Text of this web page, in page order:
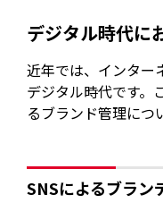
デジタル時代に
近年では、インター
デジタル時代です。
るブランド管理につ
SNSによるブラン